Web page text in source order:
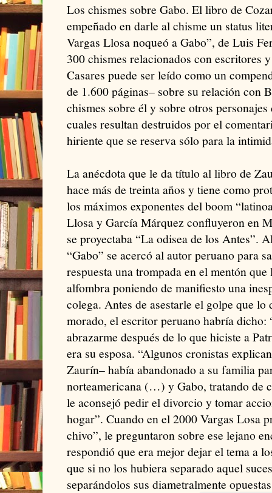
Los chismes sobre Gabo. El libro de
empeñado en darle al chisme un status
Vargas Llosa noqueó a Gabo”, de Luis
300 chismes relacionados con escritores
Casares puede ser leído como un
de 1.600 páginas– sobre su relación con
chismes sobre él y sobre otros
cuales resultan destruidos por el
hiriente que se reserva sólo para la
La anécdota que le da título al libro de
hace más de treinta años y tiene como
los máximos exponentes del boom
Llosa y García Márquez confluyeron en
se proyectaba “La odisea de los Antes”.
“Gabo” se acercó al autor peruano para
respuesta una trompada en el mentón
alfombra poniendo de manifiesto una
colega. Antes de asestarle el golpe que
morado, el escritor peruano habría dicho:
abrazarme después de lo que hiciste a
era su esposa. “Algunos cronistas
Zaurín– había abandonado a su familia
norteamericana (…) y Gabo, tratando de
le aconsejó pedir el divorcio y tomar
hogar”. Cuando en el 2000 Vargas Losa
chivo”, le preguntaron sobre ese lejano
respondió que era mejor dejar el tema a
que si no los hubiera separado aquel
separándolos sus diametralmente